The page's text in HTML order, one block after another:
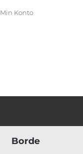
Min Konto
Borde